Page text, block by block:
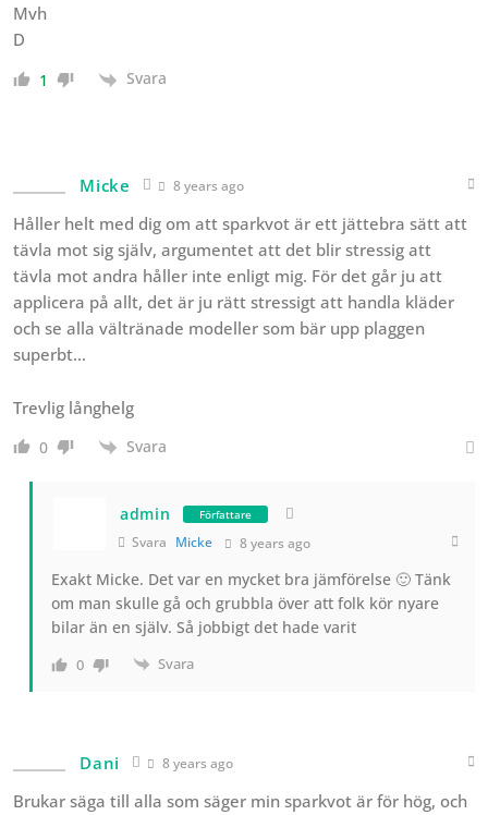
Mvh
D
1 Svara
Micke 8 years ago
Håller helt med dig om att sparkvot är ett jättebra sätt att
tävla mot sig själv, argumentet att det blir stressig att
tävla mot andra håller inte enligt mig. För det går ju att
applicera på allt, det är ju rätt stressigt att handla kläder
och se alla vältränade modeller som bär upp plaggen
superbt…
Trevlig långhelg
0 Svara
admin Författare
Svara Micke 8 years ago
Exakt Micke. Det var en mycket bra jämförelse 🙂 Tänk
om man skulle gå och grubbla över att folk kör nyare
bilar än en själv. Så jobbigt det hade varit
0 Svara
Dani 8 years ago
Brukar säga till alla som säger min sparkvot är för hög, och